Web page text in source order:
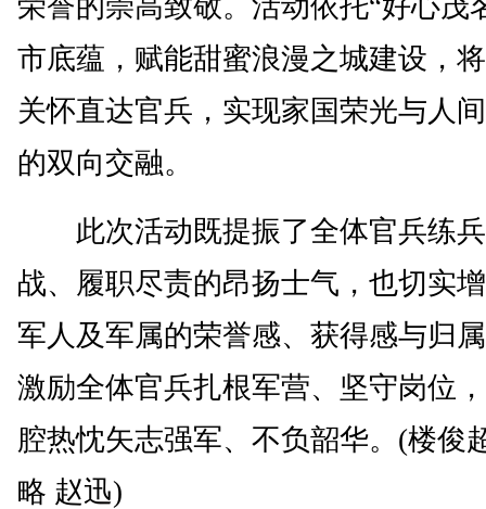
荣誉的崇高致敬。活动依托“好心茂
市底蕴，赋能甜蜜浪漫之城建设，
关怀直达官兵，实现家国荣光与人
的双向交融。
此次活动既提振了全体官兵练
战、履职尽责的昂扬士气，也切实
军人及军属的荣誉感、获得感与归
激励全体官兵扎根军营、坚守岗位
腔热忱矢志强军、不负韶华。(楼俊
略 赵迅)